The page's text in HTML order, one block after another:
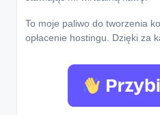
To moje paliwo do tworzenia
opłacenie hostingu. Dzięki za